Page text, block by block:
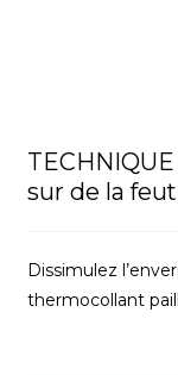
sur de la
Dissimulez
thermocollant